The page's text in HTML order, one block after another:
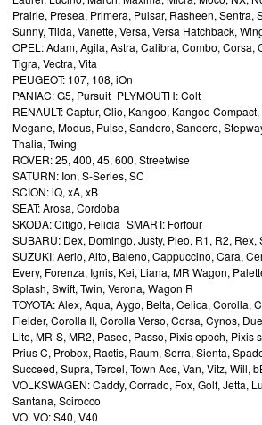
Prairie, Presea, Primera, Pulsar, Rasheen, Sentra,
Sunny, Tiida, Vanette, Versa, Versa Hatchback,
OPEL: Adam, Agila, Astra, Calibra, Combo, Corsa,
Tigra, Vectra, Vita
PEUGEOT: 107, 108, iOn
PANIAC: G5, Pursuit PLYMOUTH: Colt
RENAULT: Captur, Clio, Kangoo, Kangoo
Megane, Modus, Pulse, Sandero, Sandero,
Thalia, Twing
ROVER: 25, 400, 45, 600, Streetwise
SATURN: Ion, S-Series, SC
SCION: iQ, xA, xB
SEAT: Arosa, Cordoba
SKODA: Citigo, Felicia SMART: Forfour
SUBARU: Dex, Domingo, Justy, Pleo, R1, R2, Rex,
SUZUKI: Aerio, Alto, Baleno, Cappuccino, Cara,
Every, Forenza, Ignis, Kei, Liana, MR Wagon,
Splash, Swift, Twin, Verona, Wagon R
TOYOTA: Alex, Aqua, Aygo, Belta, Celica, Corolla,
Fielder, Corolla II, Corolla Verso, Corsa, Cynos,
Lite, MR-S, MR2, Paseo, Passo, Pixis epoch, Pixis
Prius C, Probox, Ractis, Raum, Serra, Sienta,
Succeed, Supra, Tercel, Town Ace, Van, Vitz, Will,
VOLKSWAGEN: Caddy, Corrado, Fox, Golf, Jetta,
Santana, Scirocco
VOLVO: S40, V40